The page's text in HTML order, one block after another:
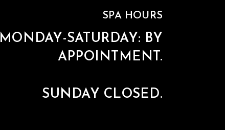
SPA HOURS
MONDAY-SATURDAY: BY
APPOINTMENT.
SUNDAY CLOSED.